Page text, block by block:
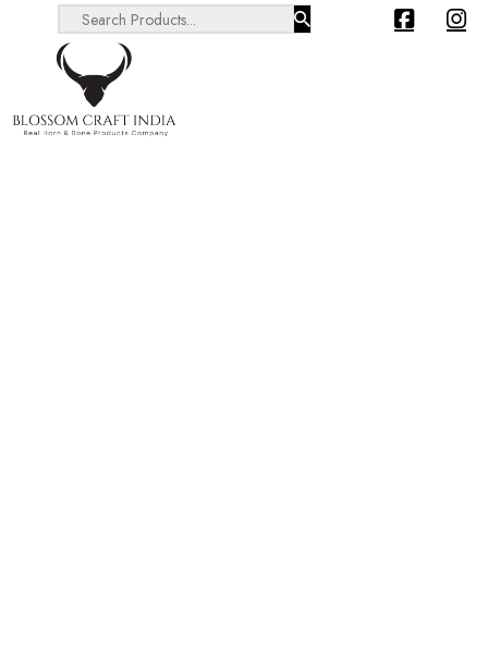
Search ...